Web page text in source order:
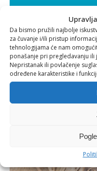
Da bismo pružili najbolje
za čuvanje i/ili pristup
tehnologijama će nam
ponašanje pri pregledavanju ili
Nepristanak ili povlačenje
određene karakteristike i
Ostale